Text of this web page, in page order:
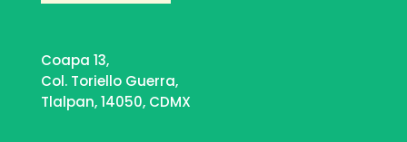
Coapa 13,
Col. Toriello Guerra,
Tlalpan, 14050, CDMX